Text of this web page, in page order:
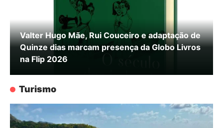
Valter Hugo Mãe, Rui Couceiro e adaptação de
Quinze dias marcam presença da Globo Livros
na Flip 2026
Turismo